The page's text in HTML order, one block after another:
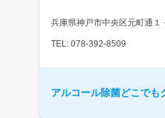
兵庫県神戸市中央区元町通１
TEL: 078-392-8509
アルコール除菌どこでも